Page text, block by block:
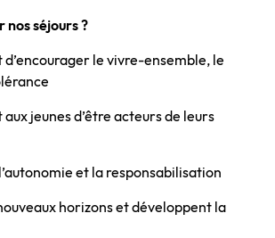
nos séjours ?
le vivre-ensemble, le
jeunes d’être acteurs de leurs
et la responsabilisation
horizons et développent la